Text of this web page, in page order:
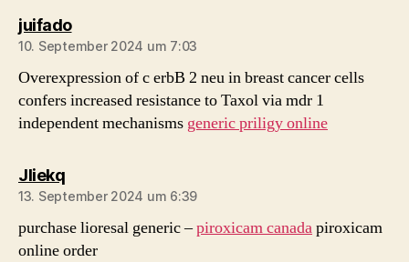
juifadosagt:
10. September 2024 um 7:03
Overexpression of c erbB 2 neu in breast cancer cells
confers increased resistance to Taxol via mdr 1
independent mechanisms generic priligy online
Jliekqsagt:
13. September 2024 um 6:39
purchase lioresal generic –piroxicam canadapiroxicam
online order